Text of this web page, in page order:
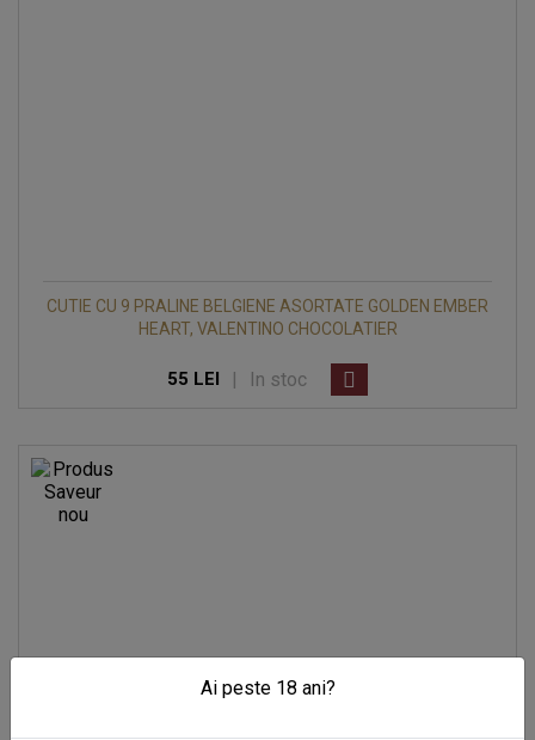
CUTIE CU 9 PRALINE BELGIENE ASORTATE GOLDEN EMBER
HEART, VALENTINO CHOCOLATIER
55 LEI | In stoc
Ai peste 18 ani?